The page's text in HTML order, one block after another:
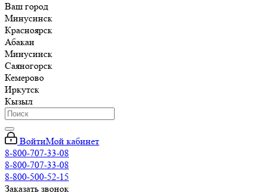
Ваш город
Минусинск
Красноярск
Абакан
Минусинск
Саяногорск
Кемерово
Иркутск
Кызыл
ВойтиМой кабинет
8-800-707-33-08
8-800-707-33-08
8-800-500-52-15
Заказать звонок